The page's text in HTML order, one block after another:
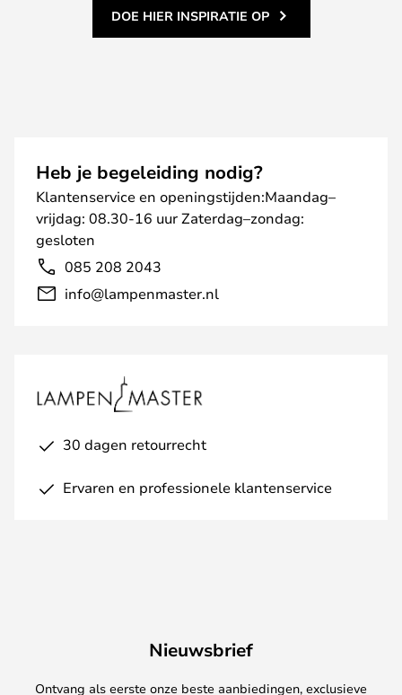
DOE HIER INSPIRATIE OP
Heb je begeleiding nodig?
Klantenservice en openingstijden:Maandag–
vrijdag: 08.30-16 uur Zaterdag–zondag:
gesloten
085 208 2043
info@lampenmaster.nl
30 dagen retourrecht
Ervaren en professionele klantenservice
Nieuwsbrief
Ontvang als eerste onze beste aanbiedingen, exclusieve